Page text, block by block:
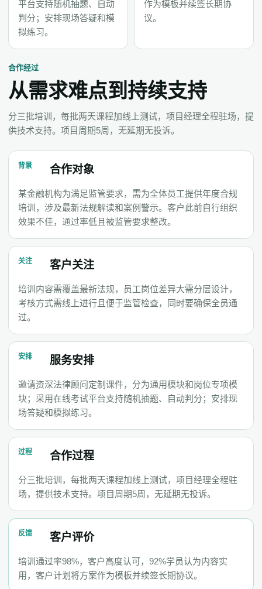
平台支持随机抽题、自动
判分；安排现场答疑和模
拟练习。
作为模板并续签长期协
议。
合作经过
从需求难点到持续支持
分三批培训，每批两天课程加线上测试，项目经理全程驻场，提
供技术支持。项目周期5周，无延期无投诉。
背景 合作对象
某金融机构为满足监管要求，需为全体员工提供年度合规
培训，涉及最新法规解读和案例警示。客户此前自行组织
效果不佳，通过率低且被监管要求整改。
关注 客户关注
培训内容需覆盖最新法规，员工岗位差异大需分层设计，
考核方式需线上进行且便于监管检查，同时要确保全员通
过。
安排 服务安排
邀请资深法律顾问定制课件，分为通用模块和岗位专项模
块；采用在线考试平台支持随机抽题、自动判分；安排现
场答疑和模拟练习。
过程 合作过程
分三批培训，每批两天课程加线上测试，项目经理全程驻
场，提供技术支持。项目周期5周，无延期无投诉。
反馈 客户评价
培训通过率98%，客户高度认可，92%学员认为内容实
用，客户计划将方案作为模板并续签长期协议。